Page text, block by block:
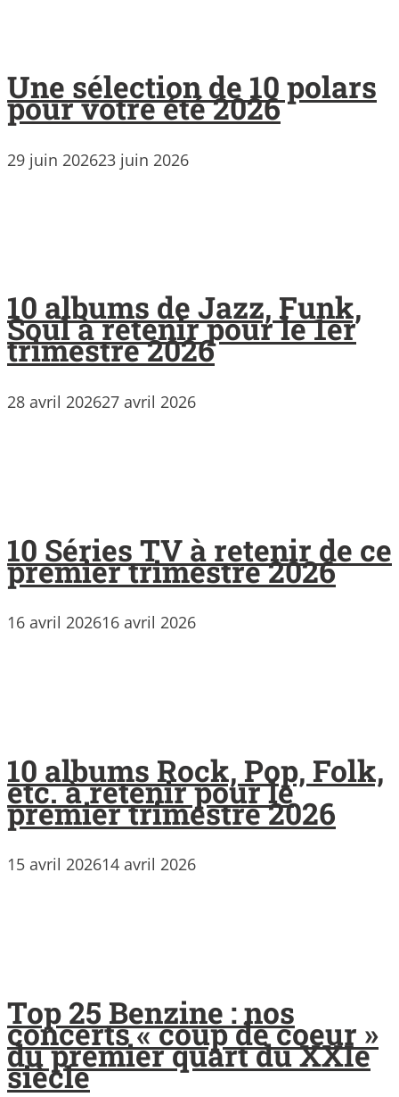
Une sélection de 10 polars
pour votre été 2026
29 juin 202623 juin 2026
10 albums de Jazz, Funk,
Soul à retenir pour le 1er
trimestre 2026
28 avril 202627 avril 2026
10 Séries TV à retenir de ce
premier trimestre 2026
16 avril 202616 avril 2026
10 albums Rock, Pop, Folk,
etc. à retenir pour le
premier trimestre 2026
15 avril 202614 avril 2026
Top 25 Benzine : nos
concerts « coup de coeur »
du premier quart du XXIe
siècle